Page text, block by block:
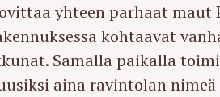
yhteen parhaat maut
kohtaavat
Samalla paikalla
aina ravintolan